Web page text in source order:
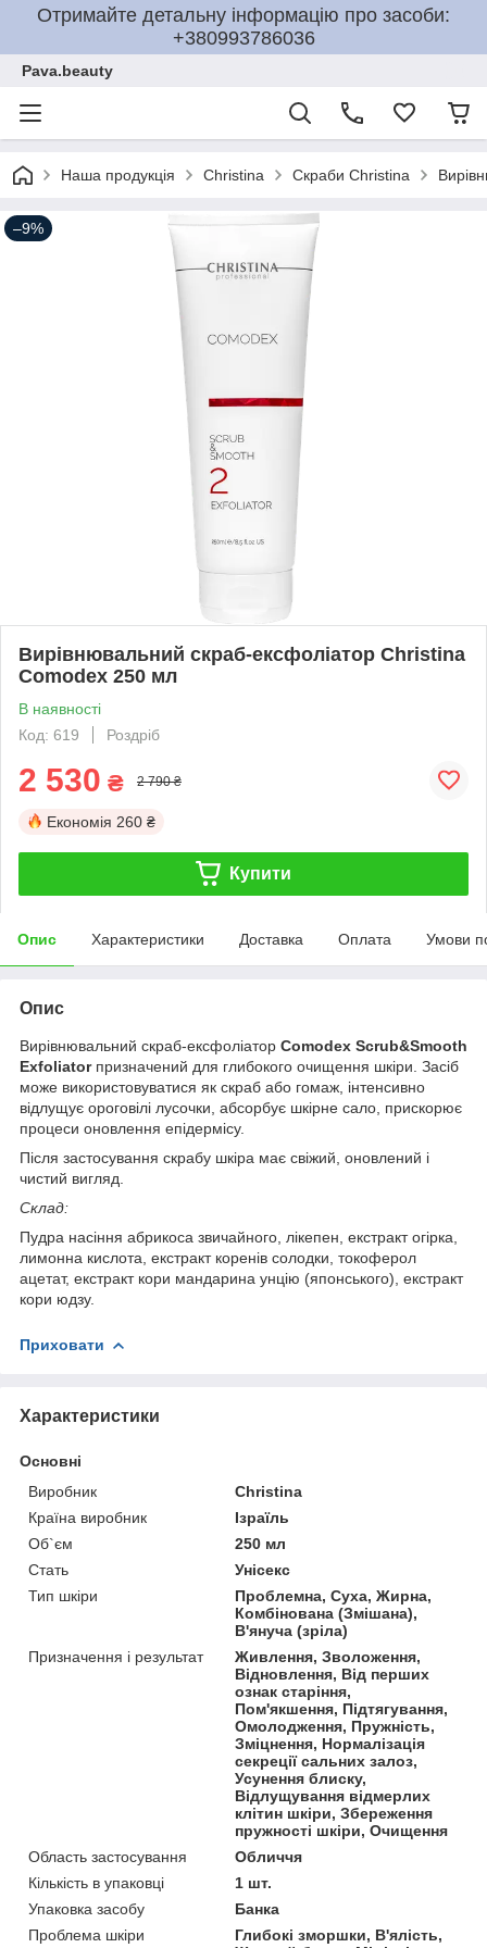
Отримайте детальну інформацію про засоби:
+380993786036
Pava.beauty
Наша продукція Christina Скраби Christina
–9%
Вирівнювальний скраб-ексфоліатор Christina
Comodex 250 мл
В наявності
Код: 619
Роздріб
2 530 ₴ 2 790 ₴
Економія 260 ₴
Купити
Опис Характеристики Доставка Оплата Умови
Опис
Вирівнювальний скраб-ексфоліатор Comodex Scrub&Smooth
Exfoliator призначений для глибокого очищення шкіри. Засіб
може використовуватися як скраб або гомаж, інтенсивно
відлущує ороговілі лусочки, абсорбує шкірне сало, прискорює
процеси оновлення епідермісу.
Після застосування скрабу шкіра має свіжий, оновлений і
чистий вигляд.
Склад:
Пудра насіння абрикоса звичайного, лікепен, екстракт огірка,
лимонна кислота, екстракт коренів солодки, токоферол
ацетат, екстракт кори мандарина унцію (японського), екстракт
кори юдзу.
Приховати
Характеристики
Основні
Виробник
Christina
Країна виробник
Ізраїль
Об`єм
250 мл
Стать
Унісекс
Тип шкіри
Проблемна, Суха, Жирна,
Комбінована (Змішана),
В'януча (зріла)
Призначення і результат
Живлення, Зволоження,
Відновлення, Від перших
ознак старіння,
Пом'якшення, Підтягування,
Омолодження, Пружність,
Зміцнення, Нормалізація
секреції сальних залоз,
Усунення блиску,
Відлущування відмерлих
клітин шкіри, Збереження
пружності шкіри, Очищення
Область застосування
Обличчя
Кількість в упаковці
1 шт.
Упаковка засобу
Банка
Проблема шкіри
Глибокі зморшки, В'ялість,